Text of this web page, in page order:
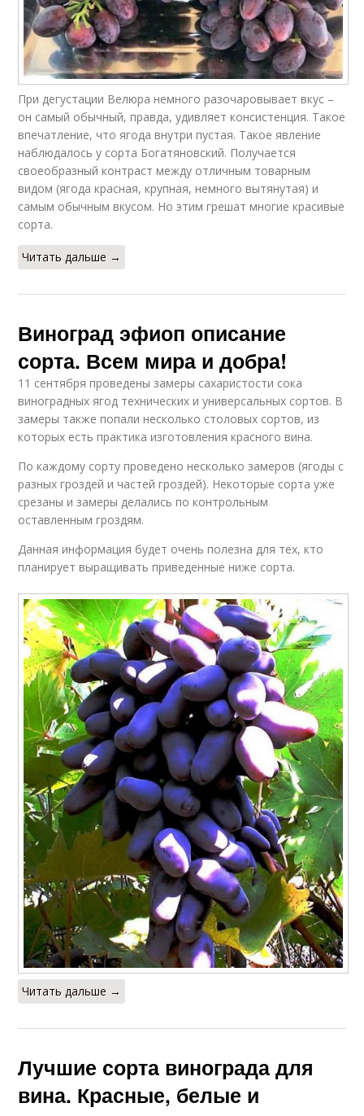
При дегустации Велюра немного разочаровывает вкус –
он самый обычный, правда, удивляет консистенция. Такое
впечатление, что ягода внутри пустая. Такое явление
наблюдалось у сорта Богатяновский. Получается
своеобразный контраст между отличным товарным
видом (ягода красная, крупная, немного вытянутая) и
самым обычным вкусом. Но этим грешат многие красивые
сорта.
Читать дальше →
Виноград эфиоп описание
сорта. Всем мира и добра!
11 сентября проведены замеры сахаристости сока
виноградных ягод технических и универсальных сортов. В
замеры также попали несколько столовых сортов, из
которых есть практика изготовления красного вина.
По каждому сорту проведено несколько замеров (ягоды с
разных гроздей и частей гроздей). Некоторые сорта уже
срезаны и замеры делались по контрольным
оставленным гроздям.
Данная информация будет очень полезна для тех, кто
планирует выращивать приведенные ниже сорта.
Читать дальше →
Лучшие сорта винограда для
вина. Красные, белые и